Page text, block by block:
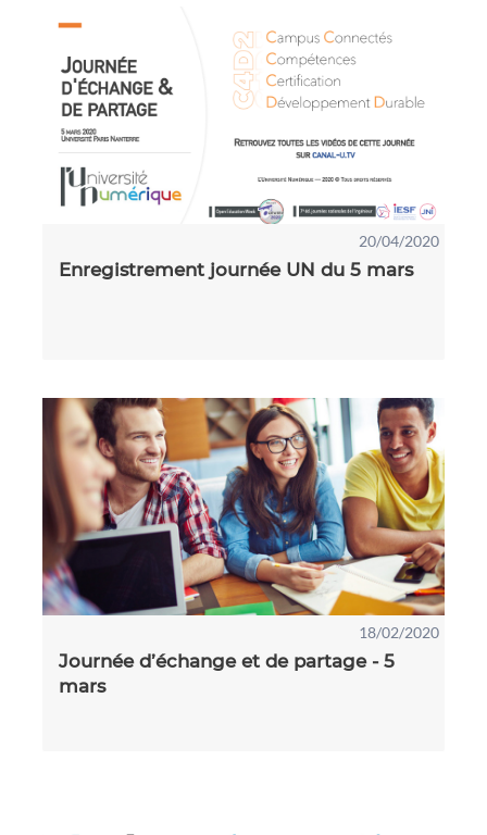
20/04/2020
Enregistrement journée UN du 5 mars
18/02/2020
Journée d’échange et de partage - 5
mars